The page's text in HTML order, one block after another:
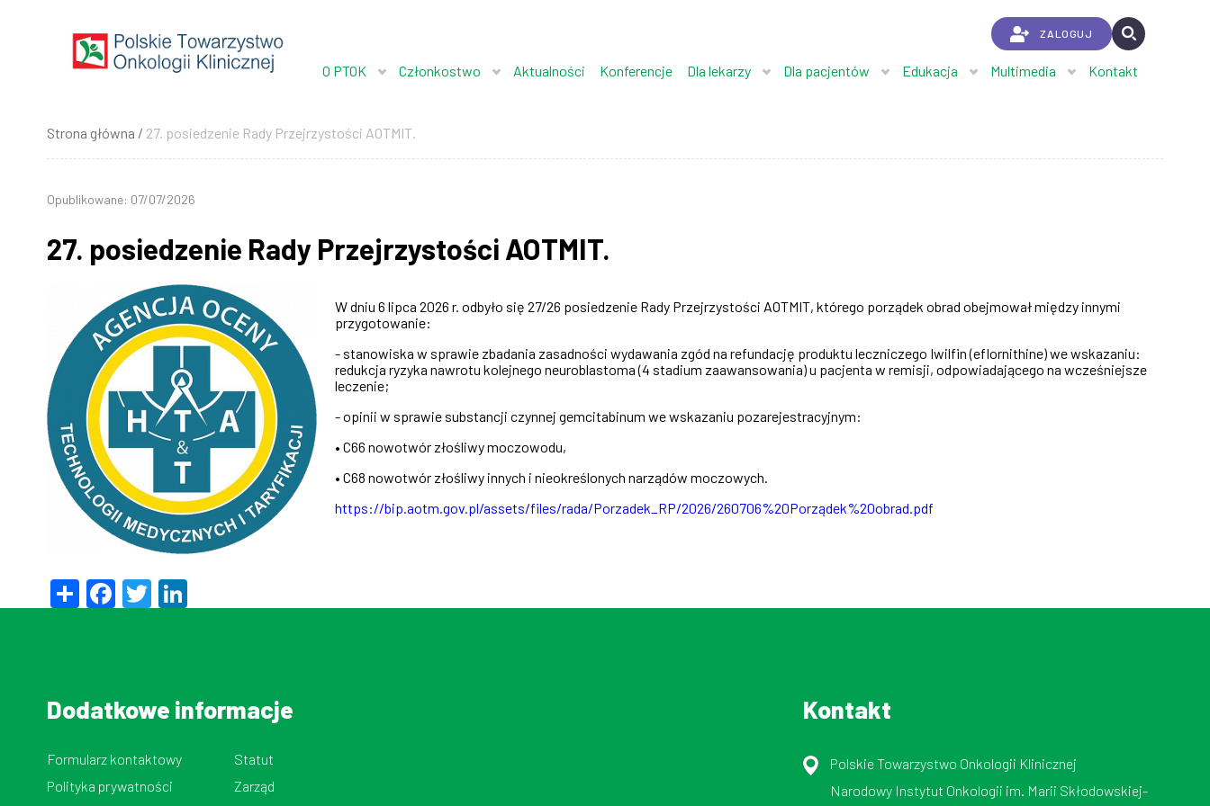
ZALOGUJ
O PTOK Członkostwo Aktualności Konferencje Dla lekarzy Dla pacjentów Edukacja Multimedia Kontakt
Ścieżka
nawigacyjna
Strona główna 27. posiedzenie Rady Przejrzystości AOTMIT.
Opublikowane: 07/07/2026
27. posiedzenie Rady Przejrzystości AOTMIT.
W dniu 6 lipca 2026 r. odbyło się 27/26 posiedzenie Rady Przejrzystości AOTMIT, którego porządek obrad obejmował między innymi
przygotowanie:
- stanowiska w sprawie zbadania zasadności wydawania zgód na refundację produktu leczniczego Iwilfin (eflornithine) we wskazaniu:
redukcja ryzyka nawrotu kolejnego neuroblastoma (4 stadium zaawansowania) u pacjenta w remisji, odpowiadającego na wcześniejsze
leczenie;
- opinii w sprawie substancji czynnej gemcitabinum we wskazaniu pozarejestracyjnym:
• C66 nowotwór złośliwy moczowodu,
• C68 nowotwór złośliwy innych i nieokreślonych narządów moczowych.
https://bip.aotm.gov.pl/assets/files/rada/Porzadek_RP/2026/260706%20Porządek%20obrad.pdf
ShareFacebook
Twitter
Dodatkowe informacje
Formularz kontaktowy
Polityka prywatności
Statut
Zarząd
Kontakt
Polskie Towarzystwo Onkologii Klinicznej
Narodowy Instytut Onkologii im. Marii Skłodowskiej-